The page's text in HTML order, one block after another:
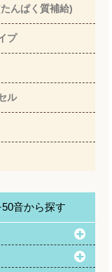
んぱく質補給)
プ
ル
音から探す